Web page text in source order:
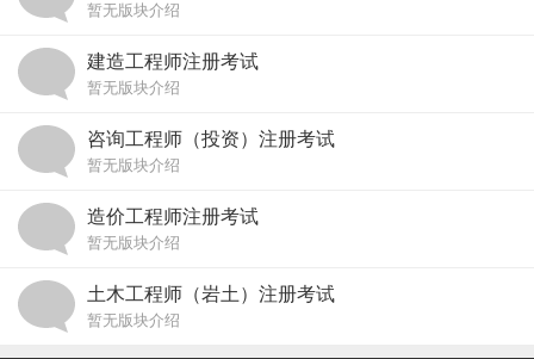
暂无版块介绍
建造工程师注册考试
暂无版块介绍
咨询工程师（投资）注册考试
暂无版块介绍
造价工程师注册考试
暂无版块介绍
土木工程师（岩土）注册考试
暂无版块介绍